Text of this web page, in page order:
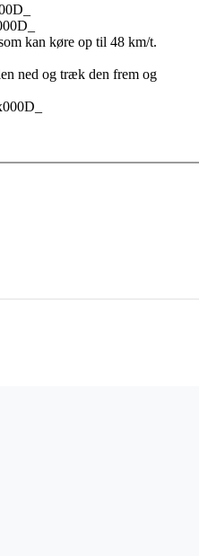
kan køre op til 48 km/t.
ned og træk den frem og